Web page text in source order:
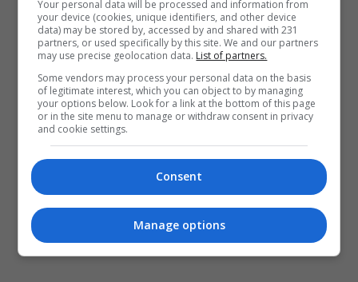
Your personal data will be processed and information from
your device (cookies, unique identifiers, and other device
data) may be stored by, accessed by and shared with 231
partners, or used specifically by this site. We and our partners
may use precise geolocation data. List of partners.
Some vendors may process your personal data on the basis
of legitimate interest, which you can object to by managing
your options below. Look for a link at the bottom of this page
or in the site menu to manage or withdraw consent in privacy
and cookie settings.
Consent
Manage options